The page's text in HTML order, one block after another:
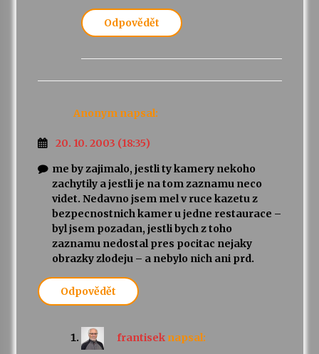
Odpovědět
Anonym napsal:
20. 10. 2003 (18:35)
me by zajimalo, jestli ty kamery nekoho
zachytily a jestli je na tom zaznamu neco
videt. Nedavno jsem mel v ruce kazetu z
bezpecnostnich kamer u jedne restaurace –
byl jsem pozadan, jestli bych z toho
zaznamu nedostal pres pocitac nejaky
obrazky zlodeju – a nebylo nich ani prd.
Odpovědět
frantisek napsal: